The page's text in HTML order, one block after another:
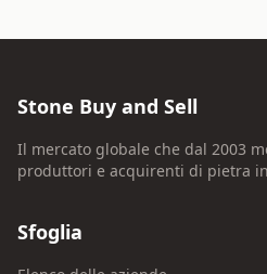
Stone Buy and Sell
Il mercato globale che dal 2003
produttori e acquirenti di pietra
Sfoglia